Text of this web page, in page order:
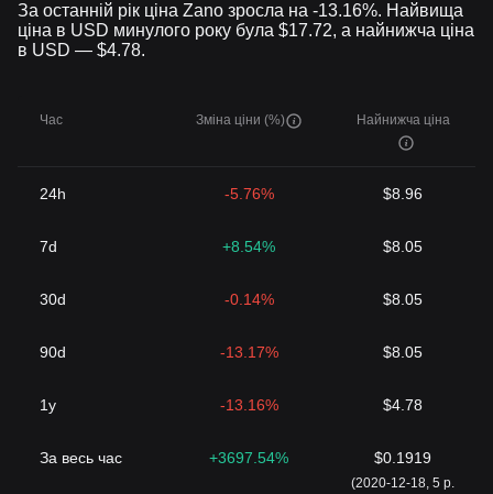
За останній рік ціна Zano зросла на -13.16%. Найвища
ціна в USD минулого року була $17.72, а найнижча ціна
в USD — $4.78.
Час Зміна ціни (%) Найнижча ціна
24h -5.76% $8.96
7d +8.54% $8.05
30d -0.14% $8.05
90d -13.17% $8.05
1y -13.16% $4.78
За весь час +3697.54% $0.1919
(2020-12-18, 5 р.